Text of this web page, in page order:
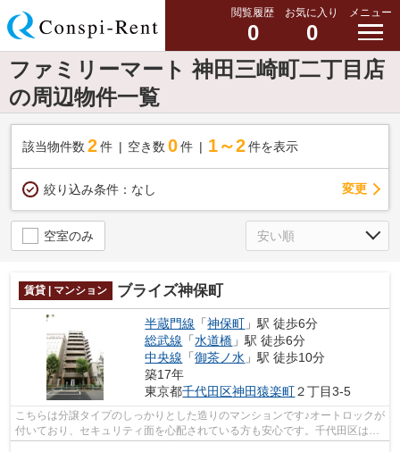
閲覧履歴
0
お気に入り
0
メニュー
ファミリーマート 神田三崎町二丁目店
の周辺物件一覧
該当物件数 2件 空き数 0 件 1～2 件を表示
絞り込み条件： なし 変更
空室のみ
賃貸 | マンション ブライズ神保町
半蔵門線 「神保町 」駅 徒歩6分
総武線 「水道橋 」駅 徒歩6分
中央線 「御茶ノ水 」駅 徒歩10分
築17年
東京都千代田区神田猿楽町２丁目3-5
こちらは分譲タイプのしっかりとした造りのマンションです♪オートロックが
付いており、セキュリティ面を心配されている方も安心です。千代田区は住